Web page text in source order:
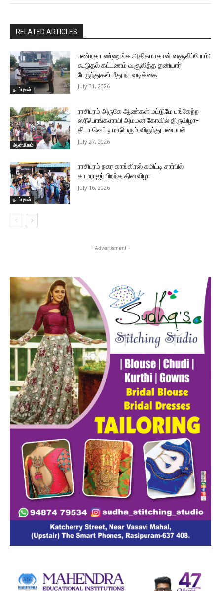
RELATED ARTICLES
நடப்புகள்
பண்றத பண்ணுங்க அதிகமாதான் வசூலிப்போம்:
கூடுதல் கட்டணம் வசூலித்த தனியார்
பேருந்துகள் மீது நடவடிக்கை
July 31, 2026
ஆன்மிகம்
ராசிபுரம் அருகே ஆண்கள் மட்டுமே பங்கேற்ற
ஸ்ரீபொங்களாயி அம்மன் கோவில் திருவிழா-
கிடா வெட்டி மாபெரும் விருந்து படையல்
July 27, 2026
நடப்புகள்
ராசிபுரம் நகர காங்கிரஸ் கமிட்டி சார்பில்
காமராஜர் பிறந்த தினவிழா
July 16, 2026
- Advertisment -